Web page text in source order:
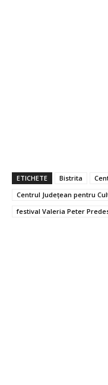
ETICHETE Bistrita
Centrul Județean pentru
festival Valeria Peter